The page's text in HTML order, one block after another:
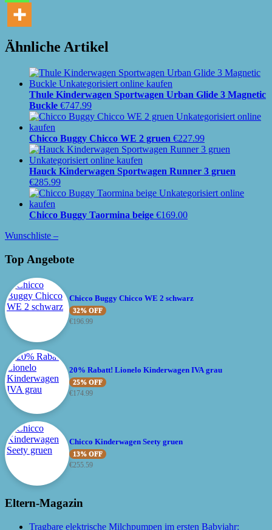
Ähnliche Artikel
Thule Kinderwagen Sportwagen Urban Glide 3 Magnetic
Buckle €747.99
Chicco Buggy Chicco WE 2 gruen €227.99
Hauck Kinderwagen Sportwagen Runner 3 gruen
€285.99
Chicco Buggy Taormina beige €169.00
Wunschliste –
Top Angebote
Chicco Buggy Chicco WE 2 schwarz
32% OFF
€196.99
20% Rabatt! Lionelo Kinderwagen IVA grau
25% OFF
€174.99
Chicco Kinderwagen Seety gruen
13% OFF
€255.59
Eltern-Magazin
Tragbare elektrische Milchpumpen im ersten Babyjahr: